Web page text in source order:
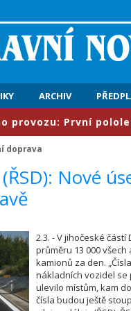
ARCHIV
První pololetí
doprava
Nové
2.3. - V jihočeské
průměru 13 000 všech
kamionů za den.
nákladních vozidel se
ulevilo místům, kam
čísla budou ještě